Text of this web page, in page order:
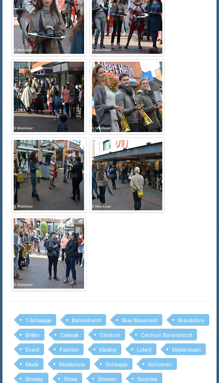
't Schaapje Barendrecht Blue Basement
Brandstore
Brillen
Catwalk Centrum
Centrum Barendrecht
Event
Fashion Kleding Loterij
Middenbaan
Mode
Modeshow Schaapje
Schoenen
Shoeby
Show Showen Surprise